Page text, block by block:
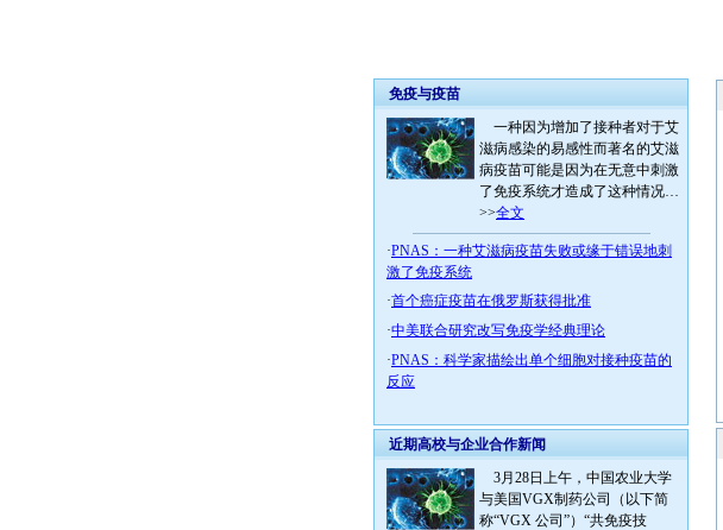
免疫与疫苗
一种因为增加了接种者对于艾
滋病感染的易感性而著名的艾滋
病疫苗可能是因为在无意中刺激
了免疫系统才造成了这种情况…
>>全文
·PNAS：一种艾滋病疫苗失败或缘于错误地刺
激了免疫系统
·首个癌症疫苗在俄罗斯获得批准
·中美联合研究改写免疫学经典理论
·PNAS：科学家描绘出单个细胞对接种疫苗的
反应
近期高校与企业合作新闻
3月28日上午，中国农业大学
与美国VGX制药公司（以下简
称“VGX 公司”）“共免疫技